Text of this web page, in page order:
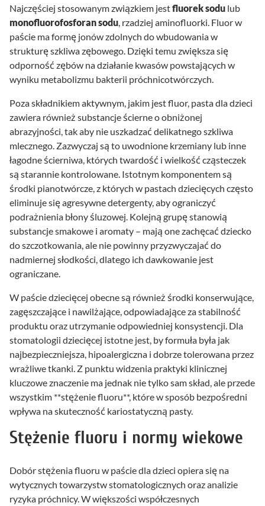
Najczęściej stosowanym związkiem jestfluorek sodu lub
monofluorofosforan sodu, rzadziej aminofluorki. Fluor w
paście ma formę jonów zdolnych do wbudowania w
strukturę szkliwa zębowego. Dzięki temu zwiększa się
odporność zębów na działanie kwasów powstających w
wyniku metabolizmu bakterii próchnicotwórczych.
Poza składnikiem aktywnym, jakim jest fluor, pasta dla dzieci
zawiera również substancje ścierne o obniżonej
abrazyjności, tak aby nie uszkadzać delikatnego szkliwa
mlecznego. Zazwyczaj są to uwodnione krzemiany lub inne
łagodne ścierniwa, których twardość i wielkość cząsteczek
są starannie kontrolowane. Istotnym komponentem są
środki pianotwórcze, z których w pastach dziecięcych często
eliminuje się agresywne detergenty, aby ograniczyć
podrażnienia błony śluzowej. Kolejną grupę stanowią
substancje smakowe i aromaty – mają one zachęcać dziecko
do szczotkowania, ale nie powinny przyzwyczajać do
nadmiernej słodkości, dlatego ich dawkowanie jest
ograniczane.
W paście dziecięcej obecne są również środki konserwujące,
zagęszczające i nawilżające, odpowiadające za stabilność
produktu oraz utrzymanie odpowiedniej konsystencji. Dla
stomatologii dziecięcej istotne jest, by formuła była jak
najbezpieczniejsza, hipoalergiczna i dobrze tolerowana przez
wrażliwe tkanki. Z punktu widzenia praktyki klinicznej
kluczowe znaczenie ma jednak nie tylko sam skład, ale przede
wszystkim **stężenie fluoru**, które w sposób bezpośredni
wpływa na skuteczność kariostatyczną pasty.
Stężenie fluoru i normy wiekowe
Dobór stężenia fluoru w paście dla dzieci opiera się na
wytycznych towarzystw stomatologicznych oraz analizie
ryzyka próchnicy. W większości współczesnych